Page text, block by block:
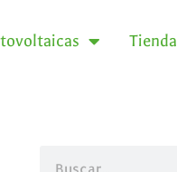
Tienda